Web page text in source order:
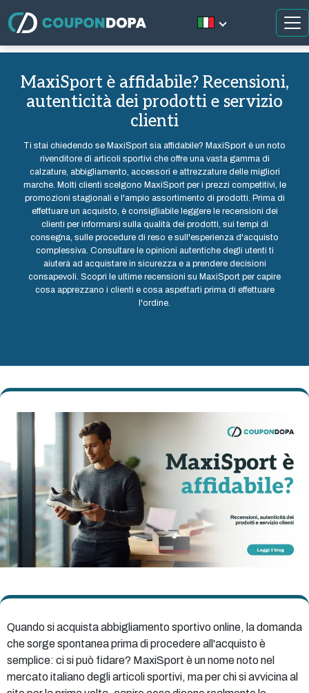
MaxiSport è affidabile? Recensioni,
autenticità dei prodotti e servizio
clienti
Ti stai chiedendo se MaxiSport sia affidabile? MaxiSport è un noto
rivenditore di articoli sportivi che offre una vasta gamma di
calzature, abbigliamento, accessori e attrezzature delle migliori
marche. Molti clienti scelgono MaxiSport per i prezzi competitivi, le
promozioni stagionali e l'ampio assortimento di prodotti. Prima di
effettuare un acquisto, è consigliabile leggere le recensioni dei
clienti per informarsi sulla qualità dei prodotti, sui tempi di
consegna, sulle procedure di reso e sull'esperienza d'acquisto
complessiva. Consultare le opinioni autentiche degli utenti ti
aiuterà ad acquistare in sicurezza e a prendere decisioni
consapevoli. Scopri le ultime recensioni su MaxiSport per capire
cosa apprezzano i clienti e cosa aspettarti prima di effettuare
l'ordine.
Quando si acquista abbigliamento sportivo online, la domanda
che sorge spontanea prima di procedere all'acquisto è
semplice: ci si può fidare? MaxiSport è un nome noto nel
mercato italiano degli articoli sportivi, ma per chi si avvicina al